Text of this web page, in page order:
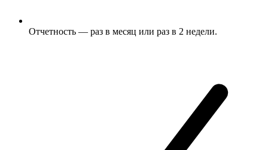
Отчетность — раз в месяц или раз в 2 недели.